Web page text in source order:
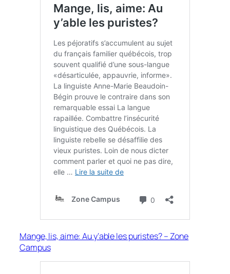
Mange, lis, aime: Au y’able les puristes? – Zone
Campus